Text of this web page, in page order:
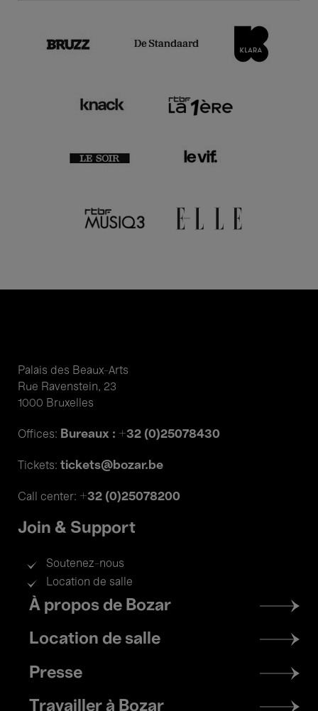
Palais des Beaux-Arts
Rue Ravenstein, 23
1000 Bruxelles
Offices: Bureaux : +32 (0)25078430
Tickets: tickets@bozar.be
Call center: +32 (0)25078200
Join & Support
Soutenez-nous
Location de salle
Footer
menu
À propos de Bozar
Location de salle
Presse
Travailler à Bozar